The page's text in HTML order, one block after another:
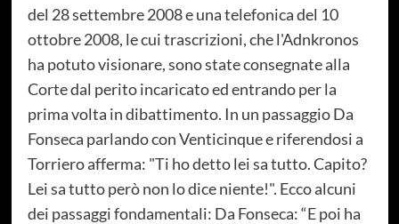
del 28 settembre 2008 e una telefonica del 10
ottobre 2008, le cui trascrizioni, che l'Adnkronos
ha potuto visionare, sono state consegnate alla
Corte dal perito incaricato ed entrando per la
prima volta in dibattimento. In un passaggio Da
Fonseca parlando con Venticinque e riferendosi a
Torriero afferma: "Ti ho detto lei sa tutto. Capito?
Lei sa tutto però non lo dice niente!". Ecco alcuni
dei passaggi fondamentali: Da Fonseca: “E poi ha